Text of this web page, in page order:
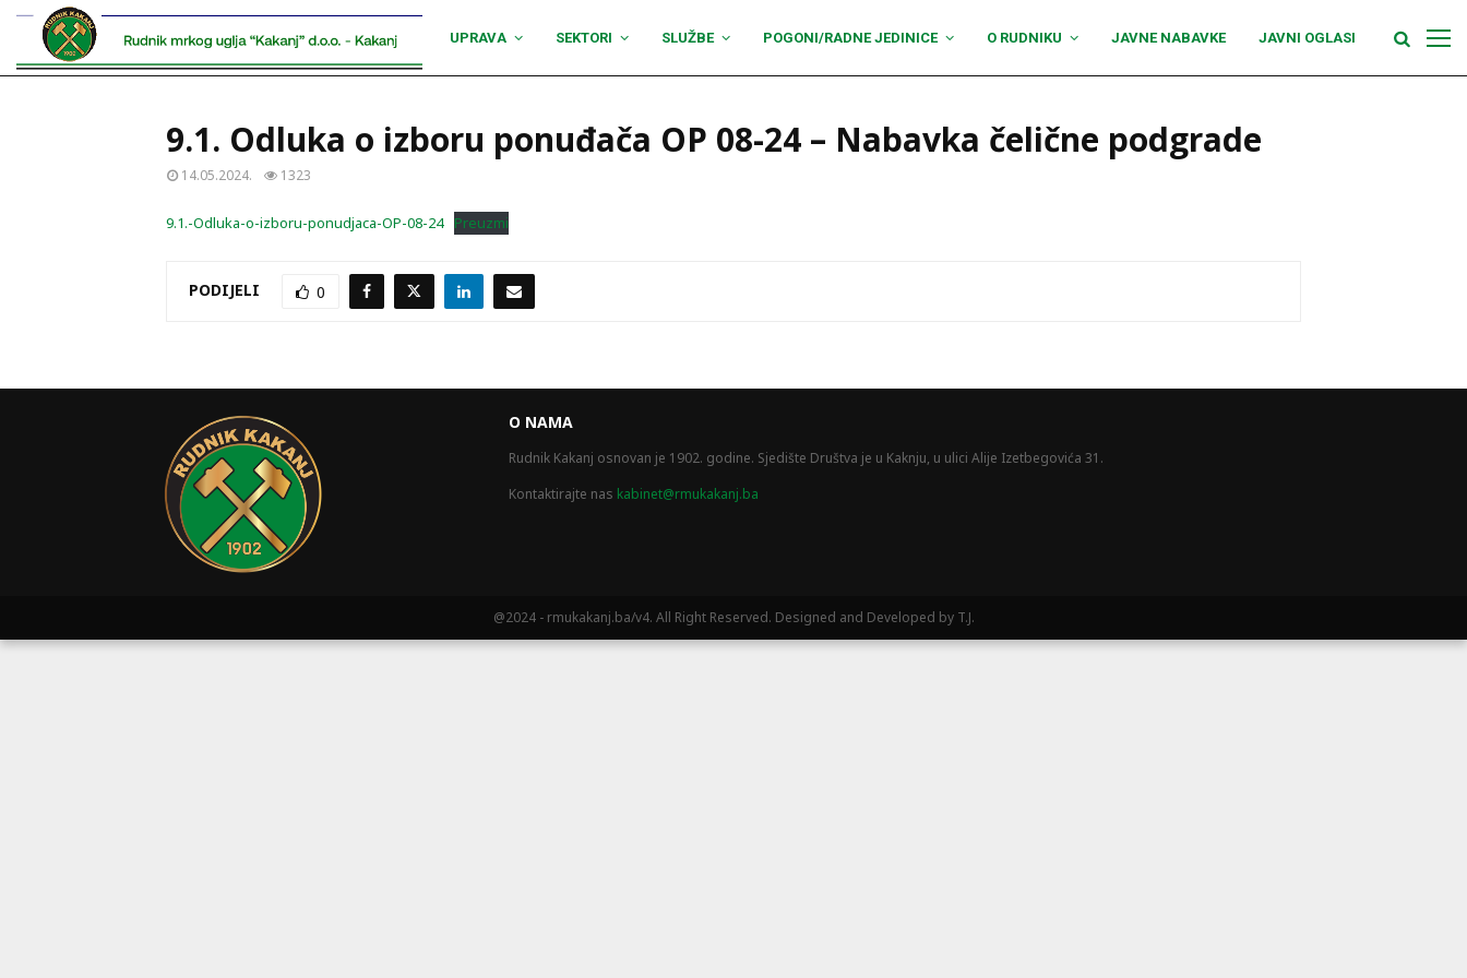
UPRAVA SEKTORI SLUŽBE POGONI/RADNE JEDINICE O RUDNIKU JAVNE NABAVKE JAVNI OGLASI
9.1. Odluka o izboru ponuđača OP 08-24 – Nabavka čelične podgrade
14.05.2024. 1323
9.1.-Odluka-o-izboru-ponudjaca-OP-08-24 Preuzmi
PODIJELI 0
O NAMA
Rudnik Kakanj osnovan je 1902. godine. Sjedište Društva je u Kaknju, u ulici Alije Izetbegovića 31.
Kontaktirajte nas kabinet@rmukakanj.ba
@2024 - rmukakanj.ba/v4. All Right Reserved. Designed and Developed by T.J.